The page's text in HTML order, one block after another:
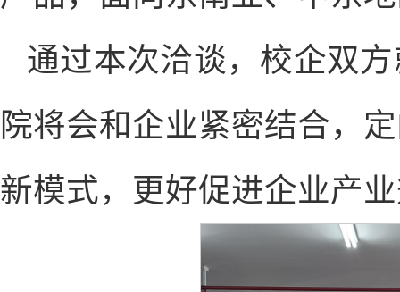
通过本次洽谈，校企双
院将会和企业紧密结合，
新模式，更好促进企业产